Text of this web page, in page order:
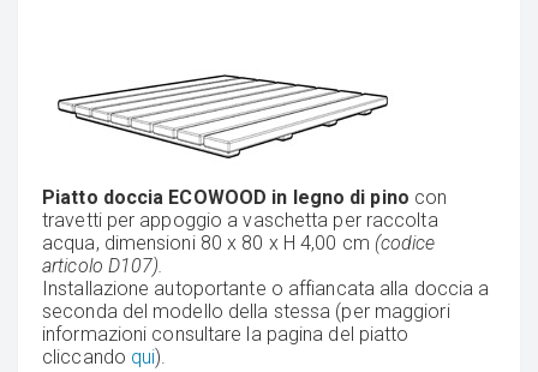
Piatto doccia ECOWOOD in legno di pino con
travetti per appoggio a vaschetta per raccolta
acqua, dimensioni 80 x 80 x H 4,00 cm (codice
articolo D107).
Installazione autoportante o affiancata alla doccia a
seconda del modello della stessa (per maggiori
informazioni consultare la pagina del piatto
cliccando qui).